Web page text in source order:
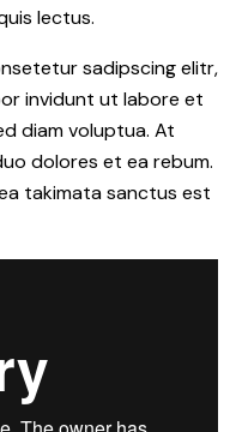
lectus.
sadipscing elitr,
invidunt ut labore et
diam voluptua. At
dolores et ea rebum.
takimata sanctus est